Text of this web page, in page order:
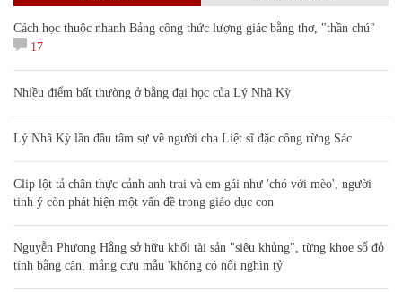
Cách học thuộc nhanh Bảng công thức lượng giác bằng thơ, "thần chú"
17
Nhiều điểm bất thường ở bằng đại học của Lý Nhã Kỳ
Lý Nhã Kỳ lần đầu tâm sự về người cha Liệt sĩ đặc công rừng Sác
Clip lột tả chân thực cảnh anh trai và em gái như 'chó với mèo', người
tinh ý còn phát hiện một vấn đề trong giáo dục con
Nguyễn Phương Hằng sở hữu khối tài sản "siêu khủng", từng khoe sổ đỏ
tính bằng cân, mắng cựu mẫu 'không có nổi nghìn tỷ'